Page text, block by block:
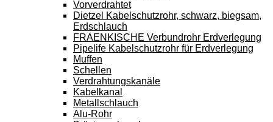
Vorverdrahtet
Dietzel Kabelschutzrohr, schwarz, biegsam,
Erdschlauch
FRAENKISCHE Verbundrohr Erdverlegung
Pipelife Kabelschutzrohr für Erdverlegung
Muffen
Schellen
Verdrahtungskanäle
Kabelkanal
Metallschlauch
Alu-Rohr